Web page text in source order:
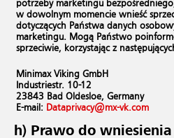
potrzeby marketingu
w dowolnym momencie wnieść
dotyczących Państwa danych
marketingu. Mogą Państwo
sprzeciwie, korzystając z
Minimax Viking GmbH
Industriestr. 10-12
23843 Bad Oldesloe, Germany
E-mail: Dataprivacy@​mx-​vk.​com
h) Prawo do